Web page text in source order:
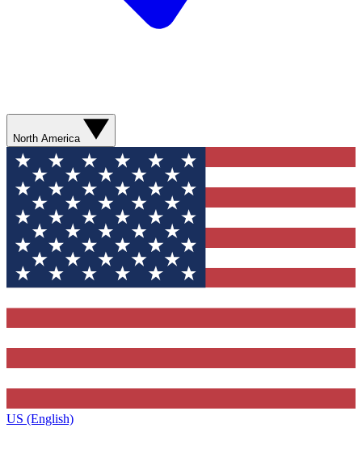
North America
US (English)